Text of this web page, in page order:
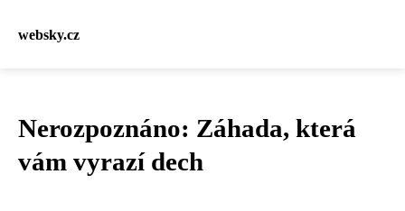
websky.cz
Nerozpoznáno: Záhada, která
vám vyrazí dech